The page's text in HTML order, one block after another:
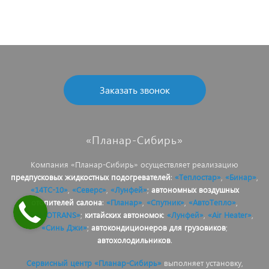
Заказать звонок
«Планар-Сибирь»
Компания «Планар-Сибирь» осуществляет реализацию
предпусковых жидкостных подогревателей: «Теплостар» «Бинар»
«14ТС-10», «Северс», «Лунфей»; автономных воздушных
отопителей салона: «Планар» «Спутник» «АвтоТепло»
«THERMOTRANS»; китайских автономок: «Лунфей», «Air Heater»,
«Синь Джи»; автокондиционеров для грузовиков;
автохолодильников.
Сервисный центр «Планар-Сибирь»выполняет установку,